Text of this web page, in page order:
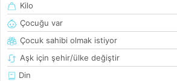
Kilo
Çocuğu var
Çocuk sahibi olmak istiyor
Aşk için şehir/ülke değiştir
Din